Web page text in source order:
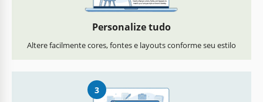
Personalize tudo
Altere facilmente cores, fontes e layouts conforme seu estilo
3